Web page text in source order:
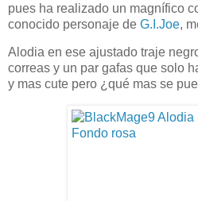
pues ha realizado un magnífico
conocido personaje de G.I.Joe,
Alodia en ese ajustado traje
correas y un par gafas que solo
y mas cute pero ¿qué mas se